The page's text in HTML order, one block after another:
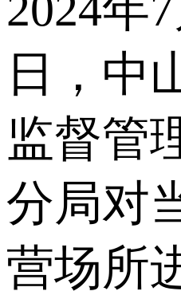
日，中
监督管
分局对
营场所